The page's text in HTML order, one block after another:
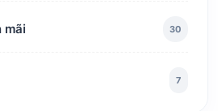
mãi 30
7